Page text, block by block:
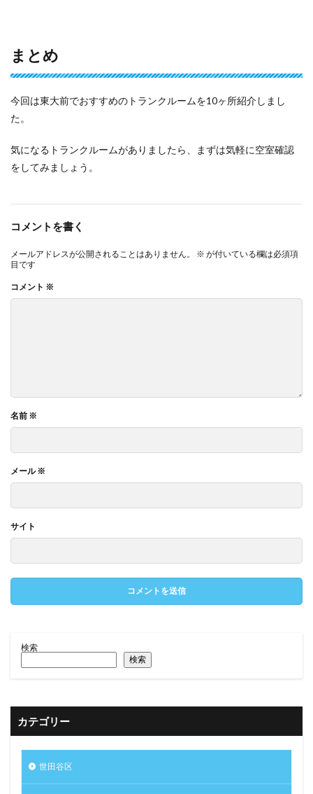
まとめ
今回は東大前でおすすめのトランクルームを10ヶ所紹介しまし
た。
気になるトランクルームがありましたら、まずは気軽に空室確認
をしてみましょう。
コメントを書く
メールアドレスが公開されることはありません。 ※ が付いている欄は必須項
目です
コメント ※
名前 ※
メール※
サイト
検索
検索
カテゴリー
世田谷区